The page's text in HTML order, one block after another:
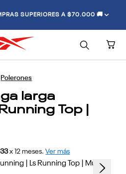
SUPERIORES A $70.000 🚚
Polerones
larga
Top |
x 12 meses. Ver más